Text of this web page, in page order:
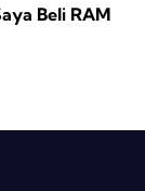
Beli RAM